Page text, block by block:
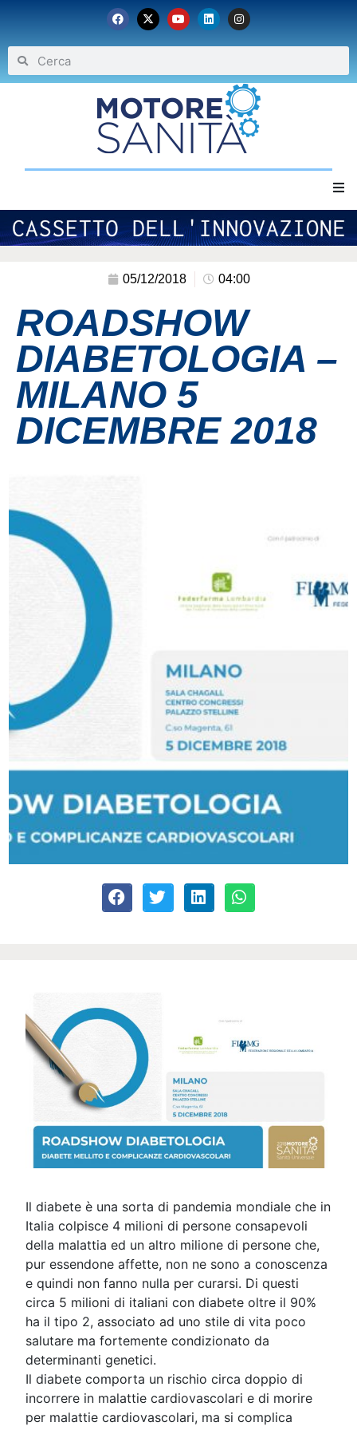
Home
Eventi
Archivio
Contatti
Grandi eventi
MotoRare
05/12/2018 04:00
ROADSHOW
DIABETOLOGIA –
MILANO 5
DICEMBRE 2018
Il diabete è una sorta di pandemia mondiale che in
Italia colpisce 4 milioni di persone consapevoli
della malattia ed un altro milione di persone che,
pur essendone affette, non ne sono a conoscenza
e quindi non fanno nulla per curarsi. Di questi
circa 5 milioni di italiani con diabete oltre il 90%
ha il tipo 2, associato ad uno stile di vita poco
salutare ma fortemente condizionato da
determinanti genetici.
Il diabete comporta un rischio circa doppio di
incorrere in malattie cardiovascolari e di morire
per malattie cardiovascolari, ma si complica